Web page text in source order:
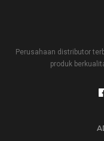
Perusahaan distributor
produk